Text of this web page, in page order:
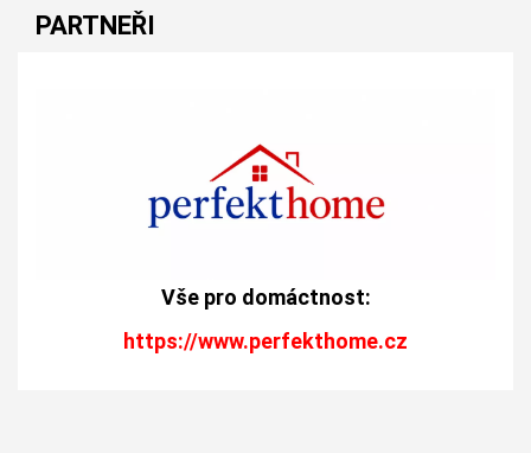
PARTNEŘI
Vše pro domáctnost:
https://www.perfekthome.cz